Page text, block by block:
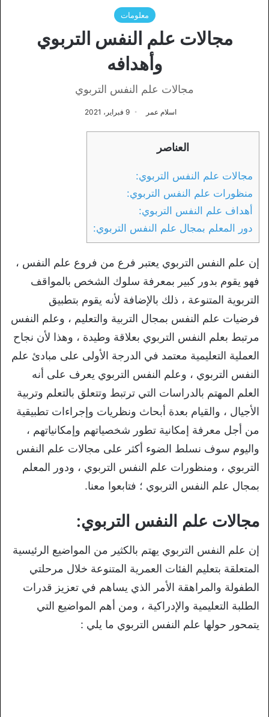
معلومات
مجالات علم النفس التربوي
وأهدافه
مجالات علم النفس التربوي
اسلام عمر 9 فبراير، 2021
العناصر
مجالات علم النفس التربوي:
منظورات علم النفس التربوي:
أهداف علم النفس التربوي:
دور المعلم بمجال علم النفس التربوي:
إن علم النفس التربوي يعتبر فرع من فروع علم النفس ،
فهو يقوم بدور كبير بمعرفة سلوك الشخص بالمواقف
التربوية المتنوعة ، ذلك بالإضافة لأنه يقوم بتطبيق
فرضيات علم النفس بمجال التربية والتعليم ، وعلم النفس
مرتبط بعلم النفس التربوي بعلاقة وطيدة ، وهذا لأن نجاح
العملية التعليمية معتمد في الدرجة الأولى على مبادئ علم
النفس التربوي ، وعلم النفس التربوي يعرف على أنه
العلم المهتم بالدراسات التي ترتبط وتتعلق بالتعلم وتربية
الأجيال ، والقيام بعدة أبحاث ونظريات وإجراءات تطبيقية
من أجل معرفة إمكانية تطور شخصياتهم وإمكانياتهم ،
واليوم سوف نسلط الضوء أكثر على مجالات علم النفس
التربوي ، ومنظورات علم النفس التربوي ، ودور المعلم
بمجال علم النفس التربوي ؛ فتابعوا معنا.
مجالات علم النفس التربوي:
إن علم النفس التربوي يهتم بالكثير من المواضيع الرئيسية
المتعلقة بتعليم الفئات العمرية المتنوعة خلال مرحلتي
الطفولة والمراهقة الأمر الذي يساهم في تعزيز قدرات
الطلبة التعليمية والإدراكية ، ومن أهم المواضيع التي
يتمحور حولها علم النفس التربوي ما يلي :